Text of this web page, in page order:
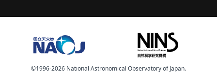
©️1996-2026 National Astronomical Observatory of Japan.